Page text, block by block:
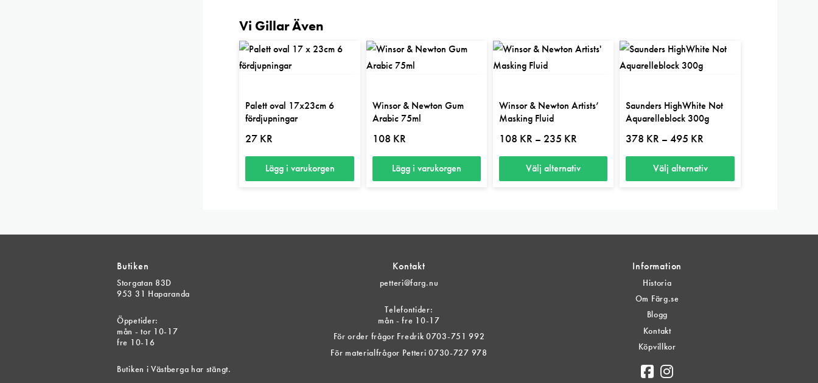
Vi Gillar Även
Palett oval 17x23cm 6
fördjupningar
27 KR
Lägg i varukorgen
Winsor & Newton Gum
Arabic 75ml
108 KR
Lägg i varukorgen
Winsor & Newton Artists’
Masking Fluid
108 KR – 235 KR
till
235 kr
Välj alternativ
har
Saunders HighWhite Not
Aquarelleblock 300g
378 KR – 495 KR
till
495 kr
Välj alternativ
har
varianter.
olika
alternativen
väljas
Butiken
Storgatan 83D
953 31 Haparanda
Öppetider:
mån - tor 10-17
fre 10-16
Butiken i Västberga har stängt.
Kontakt
petteri@farg.nu
Telefontider:
mån - fre 10-17
För order frågor Fredrik 0703-751 992
För materialfrågor Petteri 0730-727 978
Information
Historia
Om Färg.se
Blogg
Kontakt
Köpvillkor